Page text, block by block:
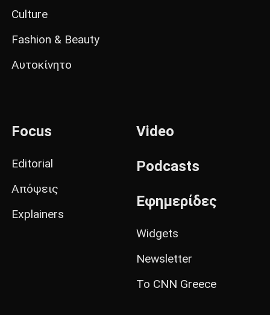
Culture
Fashion & Beauty
Αυτοκίνητο
Focus
Editorial
Απόψεις
Explainers
Video
Podcasts
Εφημερίδες
Widgets
Newsletter
Το CNN Greece